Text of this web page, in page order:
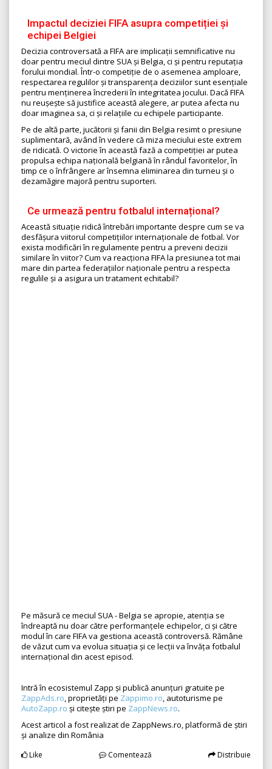
Impactul deciziei FIFA asupra competiției și
echipei Belgiei
Decizia controversată a FIFA are implicații semnificative nu
doar pentru meciul dintre SUA și Belgia, ci și pentru reputația
forului mondial. Într-o competiție de o asemenea amploare,
respectarea regulilor și transparența deciziilor sunt esențiale
pentru menținerea încrederii în integritatea jocului. Dacă FIFA
nu reușește să justifice această alegere, ar putea afecta nu
doar imaginea sa, ci și relațiile cu echipele participante.
Pe de altă parte, jucătorii și fanii din Belgia resimt o presiune
suplimentară, având în vedere că miza meciului este extrem
de ridicată. O victorie în această fază a competiției ar putea
propulsa echipa națională belgiană în rândul favoritelor, în
timp ce o înfrângere ar însemna eliminarea din turneu și o
dezamăgire majoră pentru suporteri.
Ce urmează pentru fotbalul internațional?
Această situație ridică întrebări importante despre cum se va
desfășura viitorul competițiilor internaționale de fotbal. Vor
exista modificări în regulamente pentru a preveni decizii
similare în viitor? Cum va reacționa FIFA la presiunea tot mai
mare din partea federațiilor naționale pentru a respecta
regulile și a asigura un tratament echitabil?
Pe măsură ce meciul SUA - Belgia se apropie, atenția se
îndreaptă nu doar către performanțele echipelor, ci și către
modul în care FIFA va gestiona această controversă. Rămâne
de văzut cum va evolua situația și ce lecții va învăța fotbalul
internațional din acest episod.
Intră în ecosistemul Zapp și publică anunțuri gratuite pe
ZappAds.ro, proprietăți pe Zappimo.ro, autoturisme pe
AutoZapp.ro și citește știri pe ZappNews.ro.
Acest articol a fost realizat de ZappNews.ro, platformă de știri
și analize din România
Like Comentează Distribuie